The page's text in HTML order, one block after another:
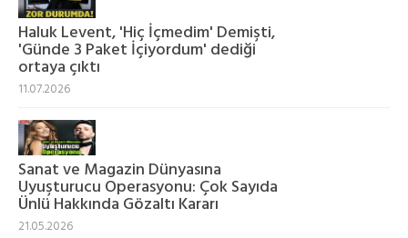
Haluk Levent, 'Hiç İçmedim' Demişti,
'Günde 3 Paket İçiyordum' dediği
ortaya çıktı
11.07.2026
Sanat ve Magazin Dünyasına
Uyuşturucu Operasyonu: Çok Sayıda
Ünlü Hakkında Gözaltı Kararı
21.05.2026